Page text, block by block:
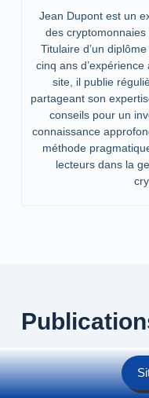
Jean Dupont est un
des
Titulaire d’un
cinq ans
site, il publie
partageant son
conseils pour un
connaissance
méthode
lecteurs dans la